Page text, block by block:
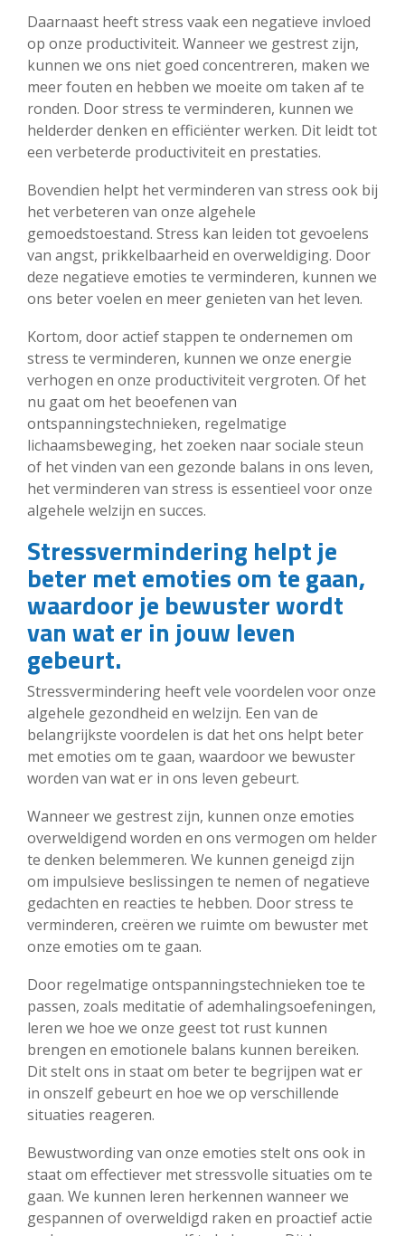
Daarnaast heeft stress vaak een negatieve invloed
op onze productiviteit. Wanneer we gestrest zijn,
kunnen we ons niet goed concentreren, maken we
meer fouten en hebben we moeite om taken af te
ronden. Door stress te verminderen, kunnen we
helderder denken en efficiënter werken. Dit leidt tot
een verbeterde productiviteit en prestaties.
Bovendien helpt het verminderen van stress ook bij
het verbeteren van onze algehele
gemoedstoestand. Stress kan leiden tot gevoelens
van angst, prikkelbaarheid en overweldiging. Door
deze negatieve emoties te verminderen, kunnen we
ons beter voelen en meer genieten van het leven.
Kortom, door actief stappen te ondernemen om
stress te verminderen, kunnen we onze energie
verhogen en onze productiviteit vergroten. Of het
nu gaat om het beoefenen van
ontspanningstechnieken, regelmatige
lichaamsbeweging, het zoeken naar sociale steun
of het vinden van een gezonde balans in ons leven,
het verminderen van stress is essentieel voor onze
algehele welzijn en succes.
Stressvermindering helpt je
beter met emoties om te gaan,
waardoor je bewuster wordt
van wat er in jouw leven
gebeurt.
Stressvermindering heeft vele voordelen voor onze
algehele gezondheid en welzijn. Een van de
belangrijkste voordelen is dat het ons helpt beter
met emoties om te gaan, waardoor we bewuster
worden van wat er in ons leven gebeurt.
Wanneer we gestrest zijn, kunnen onze emoties
overweldigend worden en ons vermogen om helder
te denken belemmeren. We kunnen geneigd zijn
om impulsieve beslissingen te nemen of negatieve
gedachten en reacties te hebben. Door stress te
verminderen, creëren we ruimte om bewuster met
onze emoties om te gaan.
Door regelmatige ontspanningstechnieken toe te
passen, zoals meditatie of ademhalingsoefeningen,
leren we hoe we onze geest tot rust kunnen
brengen en emotionele balans kunnen bereiken.
Dit stelt ons in staat om beter te begrijpen wat er
in onszelf gebeurt en hoe we op verschillende
situaties reageren.
Bewustwording van onze emoties stelt ons ook in
staat om effectiever met stressvolle situaties om te
gaan. We kunnen leren herkennen wanneer we
gespannen of overweldigd raken en proactief actie